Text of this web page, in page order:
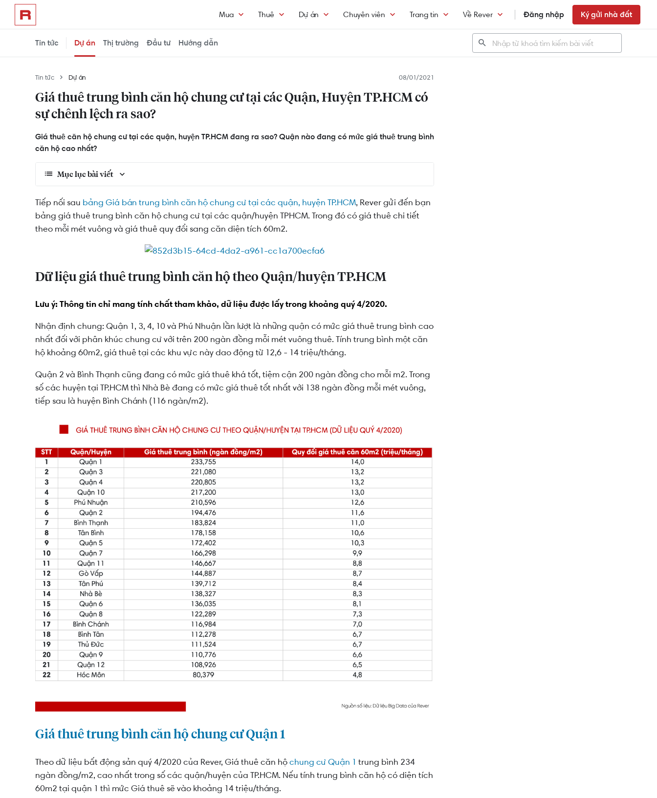
Mua Thuê Dự án Chuyên viên Trang tin Về Rever Đăng nhập Ký gửi nhà đất
Tin tức Dự án Thị trường Đầu tư Hướng dẫn
Tin tức Dự án
Giá thuê trung bình căn hộ chung cư tại các Quận, Huyện TP.HCM có
sự chênh lệch ra sao?
08/01/2021
Giá thuê căn hộ chung cư tại các quận, huyện TP.HCM đang ra sao? Quận nào đang có mức giá thuê trung bình
căn hộ cao nhất?
Mục lục bài viết
Dữ liệu giá thuê trung bình căn hộ theo Quận/huyện TP.HCM
Giá thuê trung bình căn hộ chung cư Quận 1
Giá thuê trung bình căn hộ chung cư Quận 2
Giá thuê trung bình căn hộ chung cư Quận 3
Giá thuê trung bình căn hộ chung cư Quận 4
Giá thuê trung bình căn hộ chung cư Quận 7
Giá thuê trung bình căn hộ chung cư Quận 8
Giá thuê trung bình căn hộ chung cư Quận 9
Giá thuê trung bình căn hộ chung cư Quận 10
Giá thuê trung bình căn hộ chung cư Quận 12
Giá thuê trung bình căn hộ chung cư Quận Phú Nhuận
Giá thuê trung bình căn hộ chung cư Quận Bình Thạnh
Giá thuê trung bình căn hộ chung cư Quận Tân Bình
Giá thuê trung bình căn hộ chung cư Quận Tân Phú
Giá thuê trung bình căn hộ chung cư Quận Gò Vấp
Giá thuê trung bình căn hộ chung cư Quận Thủ Đức
Giá thuê trung bình căn hộ chung cư Quận Bình Tân
Giá thuê trung bình căn hộ chung cư huyện Nhà Bè
Giá thuê trung bình căn hộ chung cư huyện Bình Chánh
Giá thuê trung bình căn hộ chung cư huyện Hóc Môn
Tiếp nối sau bảng Giá bán trung bình căn hộ chung cư tại các quận, huyện TP.HCM, Rever gửi đến bạn
bảng giá thuê trung bình căn hộ chung cư tại các quận/huyện TPHCM. Trong đó có giá thuê chi tiết
theo mỗi mét vuông và giá thuê quy đổi sang căn diện tích 60m2.
Dữ liệu giá thuê trung bình căn hộ theo Quận/huyện TP.HCM
Lưu ý: Thông tin chỉ mang tính chất tham khảo, dữ liệu được lấy trong khoảng quý 4/2020.
Nhận định chung: Quận 1, 3, 4, 10 và Phú Nhuận lần lượt là những quận có mức giá thuê trung bình cao
nhất đối với phân khúc chung cư với trên 200 ngàn đồng mỗi mét vuông thuê. Tính trung bình một căn
hộ khoảng 60m2, giá thuê tại các khu vực này dao động từ 12,6 - 14 triệu/tháng.
Quận 2 và Bình Thạnh cũng đang có mức giá thuê khá tốt, tiệm cận 200 ngàn đồng cho mỗi m2. Trong
số các huyện tại TP.HCM thì Nhà Bè đang có mức giá thuê tốt nhất với 138 ngàn đồng mỗi mét vuông,
tiếp sau là huyện Bình Chánh (116 ngàn/m2).
Giá thuê trung bình căn hộ chung cư Quận 1
Theo dữ liệu bất động sản quý 4/2020 của Rever, Giá thuê căn hộchung cư Quận 1 trung bình 234
ngàn đồng/m2, cao nhất trong số các quận/huyện của TP.HCM. Nếu tính trung bình căn hộ có diện tích
60m2 tại quận 1 thì mức Giá thuê sẽ vào khoảng 14 triệu/tháng.